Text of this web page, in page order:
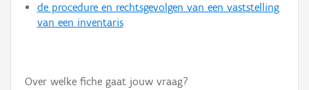
de procedure en rechtsgevolgen van een vaststelling
van een inventaris
Over welke fiche gaat jouw vraag?